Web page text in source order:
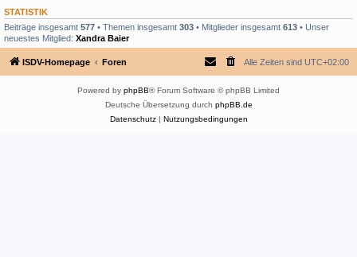
STATISTIK
Beiträge insgesamt 577 • Themen insgesamt 303 • Mitglieder insgesamt 613 • Unser
neuestes Mitglied: Xandra Baier
ISDV-Homepage Foren Alle Zeiten sind UTC+02:00
Powered by phpBB® Forum Software © phpBB Limited
Deutsche Übersetzung durch phpBB.de
Datenschutz| Nutzungsbedingungen